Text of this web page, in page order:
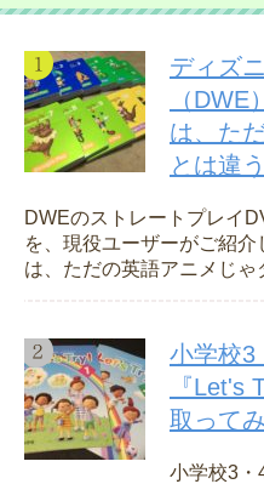
ディズ
（
は、た
とは違
DWEのストレートプレイ
を、現役ユーザーがご紹
は、ただの英語アニメじゃ
小学校3
『Let's
取って
小学校3・